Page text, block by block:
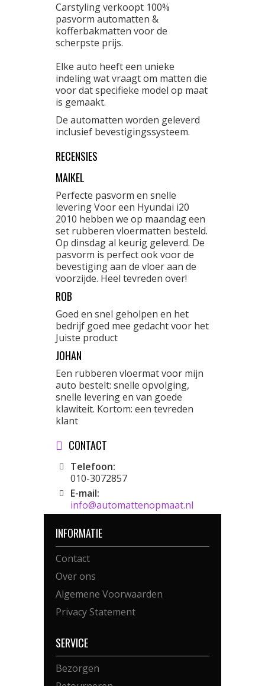
Carstyling verkoopt 100%
pasvorm automatten &
kofferbakmatten voor de
scherpste prijs.
Elke auto heeft een unieke
indeling wat vraagt om matten die
voor dat specifieke model op maat
is gemaakt.
De automatten worden geleverd
inclusief bevestigingssysteem.
RECENSIES
MAIKEL
Perfecte pasvorm en snelle
levering Voor een Hyundai i20
2010 hebben we op maandag een
set rubberen vloermatten besteld.
Op dinsdag al keurig geleverd. De
pasvorm is perfect ook voor de
bevestiging aan de vloer aan de
voorzijde. Heel tevreden over!
ROB
Goed en snel geholpen en het
bedrijf goed mee gedacht voor het
Juiste product
JOHAN
Een rubberen vloermat voor mijn
auto bestelt: snelle opvolging,
snelle levering en van goede
klawiteit. Kortom: een tevreden
klant
CONTACT
Telefoon:
010-3072857
E-mail:
info@automattenopmaat.nl
INFORMATIE
Contact
Over ons
Algemene Voorwaarden
Privacy Statement
SERVICE
Bezorgen